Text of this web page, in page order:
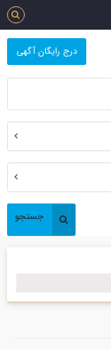
درج رایگان آگهی
جستجو